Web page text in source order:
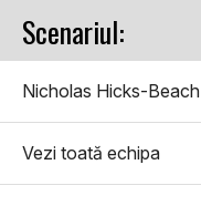
Scenariul:
Nicholas Hicks-Beach
Vezi toată echipa